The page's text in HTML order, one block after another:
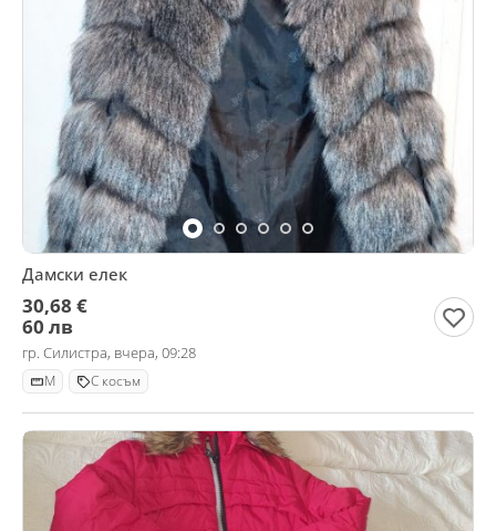
Дамски елек
30,68 €
60 лв
гр. Силистра, вчера, 09:28
M С косъм